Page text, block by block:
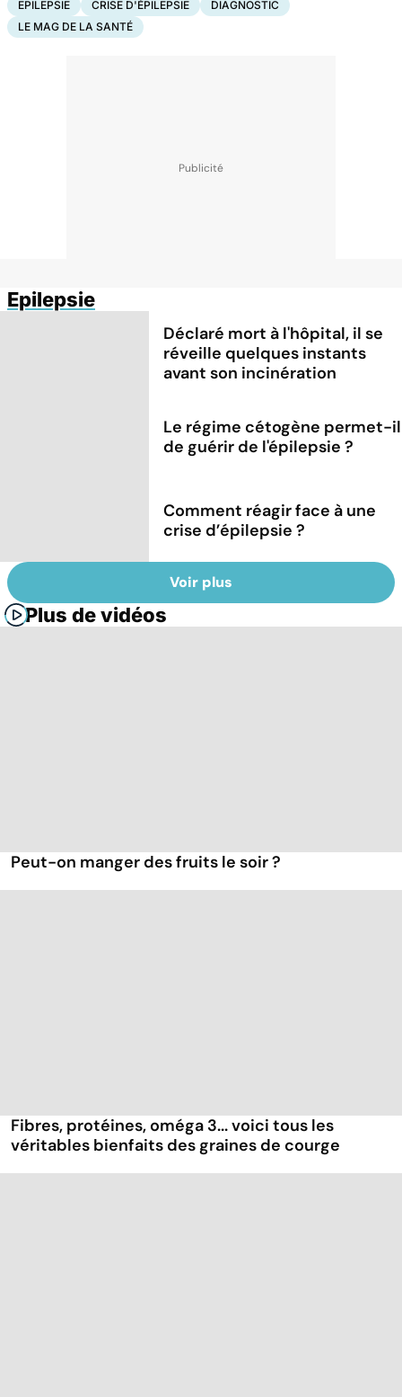
EPILEPSIE CRISE D'ÉPILEPSIE
DIAGNOSTIC
LE MAG DE LA SANTÉ
Epilepsie
Déclaré mort à l'hôpital, il se
réveille quelques instants
avant son incinération
Le régime cétogène permet-il
de guérir de l'épilepsie ?
Comment réagir face à une
crise d’épilepsie ?
Voir plus
Plus de vidéos
Peut-on manger des fruits le soir ?
Fibres, protéines, oméga 3... voici tous les
véritables bienfaits des graines de courge